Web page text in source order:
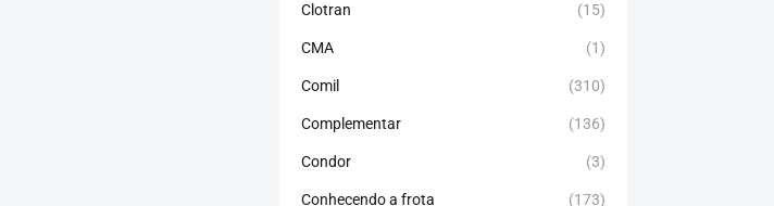
Clotran (15)
CMA (1)
Comil (310)
Complementar (136)
Condor (3)
Conhecendo a frota (173)